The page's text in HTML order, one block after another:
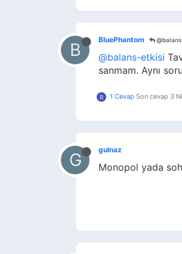
B BluePhantom
@balans-etkisi
sanmam. Aynı
B 1 Cevap Son cevap 3
G gulnaz
Monopol yada